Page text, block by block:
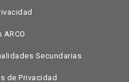
ARCO
Secundarias
de Privacidad